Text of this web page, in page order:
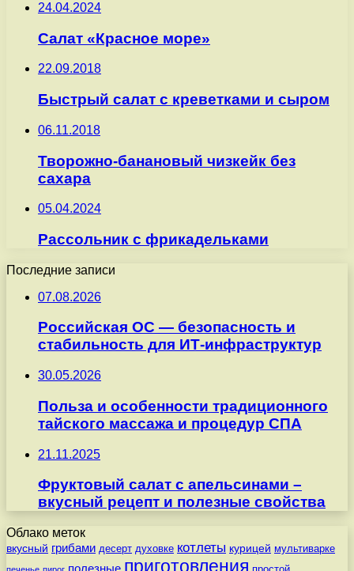
24.04.2024
Салат «Красное море»
22.09.2018
Быстрый салат с креветками и сыром
06.11.2018
Творожно-банановый чизкейк без
сахара
05.04.2024
Рассольник с фрикадельками
Последние записи
07.08.2026
Российская ОС — безопасность и
стабильность для ИТ-инфраструктур
30.05.2026
Польза и особенности традиционного
тайского массажа и процедур СПА
21.11.2025
Фруктовый салат с апельсинами –
вкусный рецепт и полезные свойства
Облако меток
вкусный грибами десерт духовке котлеты курицей мультиварке
полезные приготовления